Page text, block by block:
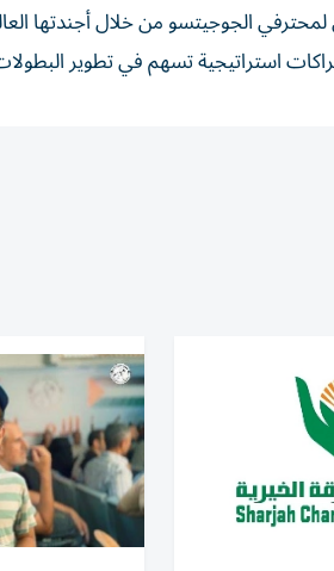
الجوجيتسو من خلال أجندتها
استراتيجية تسهم في تطوير البطولات